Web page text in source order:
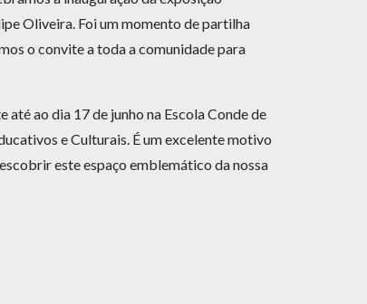
Oliveira. Foi um momento de partilha
o convite a toda a comunidade para
ao dia 17 de junho na Escola Conde de
e Culturais. É um excelente motivo
este espaço emblemático da nossa